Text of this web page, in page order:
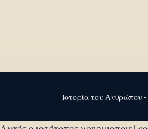
Ιστορία του Ανθρώπου -